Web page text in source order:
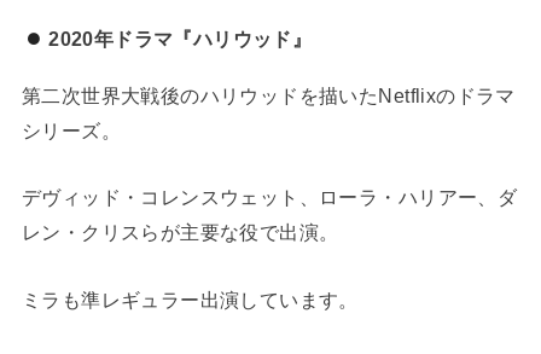
2020年ドラマ『ハリウッド』
第二次世界大戦後のハリウッドを描いたNetflixのドラマ
シリーズ。
デヴィッド・コレンスウェット、ローラ・ハリアー、ダ
レン・クリスらが主要な役で出演。
ミラも準レギュラー出演しています。